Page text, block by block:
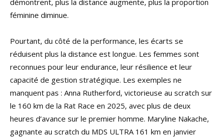
démontrent, plus la distance augmente, plus la proportion
féminine diminue.
Pourtant, du côté de la performance, les écarts se
réduisent plus la distance est longue. Les femmes sont
reconnues pour leur endurance, leur résilience et leur
capacité de gestion stratégique. Les exemples ne
manquent pas : Anna Rutherford, victorieuse au scratch sur
le 160 km de la Rat Race en 2025, avec plus de deux
heures d’avance sur le premier homme. Maryline Nakache,
gagnante au scratch du MDS ULTRA 161 km en janvier